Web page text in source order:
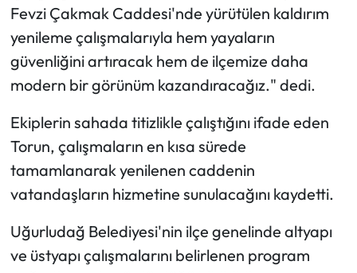
Fevzi Çakmak Caddesi'nde yürütülen kaldırım
yenileme çalışmalarıyla hem yayaların
güvenliğini artıracak hem de ilçemize daha
modern bir görünüm kazandıracağız." dedi.
Ekiplerin sahada titizlikle çalıştığını ifade eden
Torun, çalışmaların en kısa sürede
tamamlanarak yenilenen caddenin
vatandaşların hizmetine sunulacağını kaydetti.
Uğurludağ Belediyesi'nin ilçe genelinde altyapı
ve üstyapı çalışmalarını belirlenen program
Yayla Haber
Yemek Tarifleri